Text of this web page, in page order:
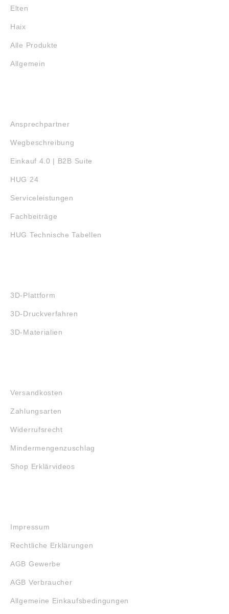
Elten
Haix
Alle Produkte
Allgemein
Ansprechpartner
Wegbeschreibung
Einkauf 4.0 | B2B Suite
HUG 24
Serviceleistungen
Fachbeiträge
HUG Technische Tabellen
3D-Plattform
3D-Druckverfahren
3D-Materialien
Versandkosten
Zahlungsarten
Widerrufsrecht
Mindermengenzuschlag
Shop Erklärvideos
Impressum
Rechtliche Erklärungen
AGB Gewerbe
AGB Verbraucher
Allgemeine Einkaufsbedingungen